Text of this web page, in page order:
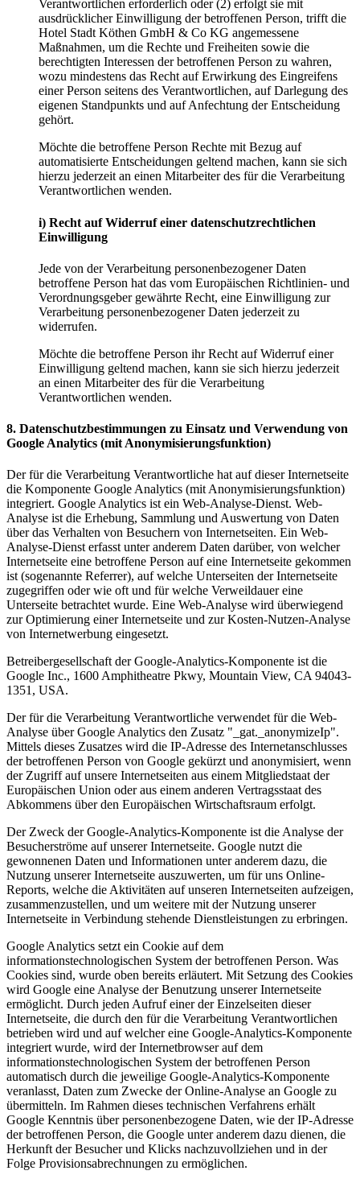
Verantwortlichen erforderlich oder (2) erfolgt sie mit
ausdrücklicher Einwilligung der betroffenen Person, trifft die
Hotel Stadt Köthen GmbH & Co KG angemessene
Maßnahmen, um die Rechte und Freiheiten sowie die
berechtigten Interessen der betroffenen Person zu wahren,
wozu mindestens das Recht auf Erwirkung des Eingreifens
einer Person seitens des Verantwortlichen, auf Darlegung des
eigenen Standpunkts und auf Anfechtung der Entscheidung
gehört.
Möchte die betroffene Person Rechte mit Bezug auf
automatisierte Entscheidungen geltend machen, kann sie sich
hierzu jederzeit an einen Mitarbeiter des für die Verarbeitung
Verantwortlichen wenden.
i) Recht auf Widerruf einer datenschutzrechtlichen
Einwilligung
Jede von der Verarbeitung personenbezogener Daten
betroffene Person hat das vom Europäischen Richtlinien- und
Verordnungsgeber gewährte Recht, eine Einwilligung zur
Verarbeitung personenbezogener Daten jederzeit zu
widerrufen.
Möchte die betroffene Person ihr Recht auf Widerruf einer
Einwilligung geltend machen, kann sie sich hierzu jederzeit
an einen Mitarbeiter des für die Verarbeitung
Verantwortlichen wenden.
8. Datenschutzbestimmungen zu Einsatz und Verwendung von
Google Analytics (mit Anonymisierungsfunktion)
Der für die Verarbeitung Verantwortliche hat auf dieser Internetseite
die Komponente Google Analytics (mit Anonymisierungsfunktion)
integriert. Google Analytics ist ein Web-Analyse-Dienst. Web-
Analyse ist die Erhebung, Sammlung und Auswertung von Daten
über das Verhalten von Besuchern von Internetseiten. Ein Web-
Analyse-Dienst erfasst unter anderem Daten darüber, von welcher
Internetseite eine betroffene Person auf eine Internetseite gekommen
ist (sogenannte Referrer), auf welche Unterseiten der Internetseite
zugegriffen oder wie oft und für welche Verweildauer eine
Unterseite betrachtet wurde. Eine Web-Analyse wird überwiegend
zur Optimierung einer Internetseite und zur Kosten-Nutzen-Analyse
von Internetwerbung eingesetzt.
Betreibergesellschaft der Google-Analytics-Komponente ist die
Google Inc., 1600 Amphitheatre Pkwy, Mountain View, CA 94043-
1351, USA.
Der für die Verarbeitung Verantwortliche verwendet für die Web-
Analyse über Google Analytics den Zusatz "_gat._anonymizeIp".
Mittels dieses Zusatzes wird die IP-Adresse des Internetanschlusses
der betroffenen Person von Google gekürzt und anonymisiert, wenn
der Zugriff auf unsere Internetseiten aus einem Mitgliedstaat der
Europäischen Union oder aus einem anderen Vertragsstaat des
Abkommens über den Europäischen Wirtschaftsraum erfolgt.
Der Zweck der Google-Analytics-Komponente ist die Analyse der
Besucherströme auf unserer Internetseite. Google nutzt die
gewonnenen Daten und Informationen unter anderem dazu, die
Nutzung unserer Internetseite auszuwerten, um für uns Online-
Reports, welche die Aktivitäten auf unseren Internetseiten aufzeigen,
zusammenzustellen, und um weitere mit der Nutzung unserer
Internetseite in Verbindung stehende Dienstleistungen zu erbringen.
Google Analytics setzt ein Cookie auf dem
informationstechnologischen System der betroffenen Person. Was
Cookies sind, wurde oben bereits erläutert. Mit Setzung des Cookies
wird Google eine Analyse der Benutzung unserer Internetseite
ermöglicht. Durch jeden Aufruf einer der Einzelseiten dieser
Internetseite, die durch den für die Verarbeitung Verantwortlichen
betrieben wird und auf welcher eine Google-Analytics-Komponente
integriert wurde, wird der Internetbrowser auf dem
informationstechnologischen System der betroffenen Person
automatisch durch die jeweilige Google-Analytics-Komponente
veranlasst, Daten zum Zwecke der Online-Analyse an Google zu
übermitteln. Im Rahmen dieses technischen Verfahrens erhält
Google Kenntnis über personenbezogene Daten, wie der IP-Adresse
der betroffenen Person, die Google unter anderem dazu dienen, die
Herkunft der Besucher und Klicks nachzuvollziehen und in der
Folge Provisionsabrechnungen zu ermöglichen.